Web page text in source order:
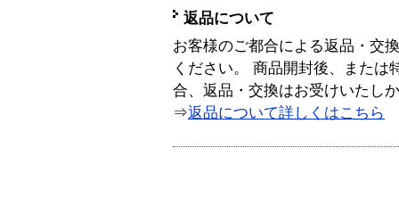
返品について
お客様のご都合による返品・交
ください。 商品開封後、または
合、返品・交換はお受けいたし
⇒返品について詳しくはこちら